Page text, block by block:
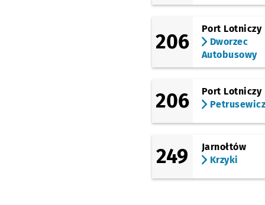
Wrocławski Park
Przemysłowy
Śrubowa
Dworzec Świebodzki
Pl. Orląt Lwowskich
206
Port Lotniczy
Dworzec
Autobusowy
206
Port Lotniczy
249
Jarnołtów
Krzyki